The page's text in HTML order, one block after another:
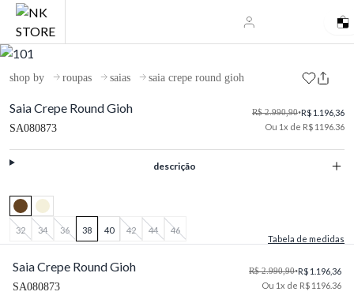
shop by roupas saias saia crepe round gioh
Saia Crepe Round Gioh
SA080873
R$ 2.990,90•R$ 1.196,36
Ou 1x de R$ 1196.36
descrição
32 34 36 38 40 42 44
46
Tabela de medidas
Saia Crepe Round Gioh
SA080873
R$ 2.990,90•R$ 1.196,36
Ou 1x de R$ 1196.36